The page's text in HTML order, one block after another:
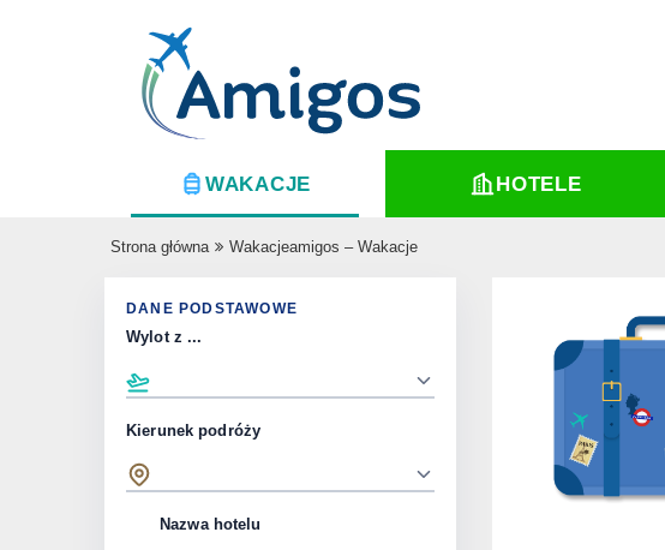
WAKACJE HOTELE
Strona główna Wakacjeamigos – Wakacje
DANE PODSTAWOWE
Wylot z ...
Kierunek podróży
Nazwa hotelu